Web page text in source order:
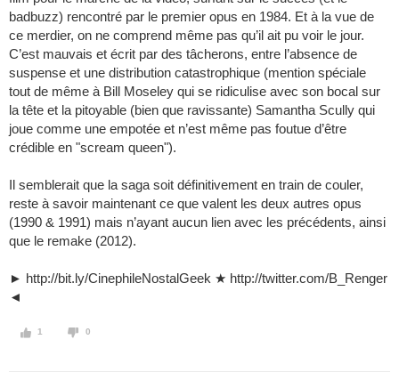
badbuzz) rencontré par le premier opus en 1984. Et à la vue de
ce merdier, on ne comprend même pas qu’il ait pu voir le jour.
C’est mauvais et écrit par des tâcherons, entre l’absence de
suspense et une distribution catastrophique (mention spéciale
tout de même à Bill Moseley qui se ridiculise avec son bocal sur
la tête et la pitoyable (bien que ravissante) Samantha Scully qui
joue comme une empotée et n’est même pas foutue d’être
crédible en "scream queen").
Il semblerait que la saga soit définitivement en train de couler,
reste à savoir maintenant ce que valent les deux autres opus
(1990 & 1991) mais n’ayant aucun lien avec les précédents, ainsi
que le remake (2012).
► http://bit.ly/CinephileNostalGeek ★ http://twitter.com/B_Renger
◄
1 0